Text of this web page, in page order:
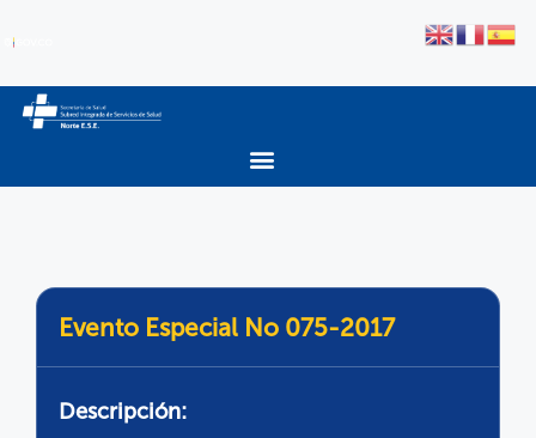
Evento Especial No 075-2017
Descripción: